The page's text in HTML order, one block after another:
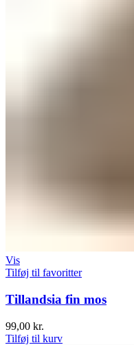
Vis
Tilføj til favoritter
Tillandsia fin mos
99,00 kr.
Tilføj til kurv